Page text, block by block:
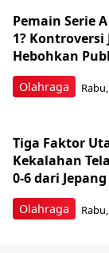
Olahraga
Pemain Serie
1? Kontroversi
Hebohkan
Olahraga
Tiga Faktor
Kekalahan
0-6 dari Jepang